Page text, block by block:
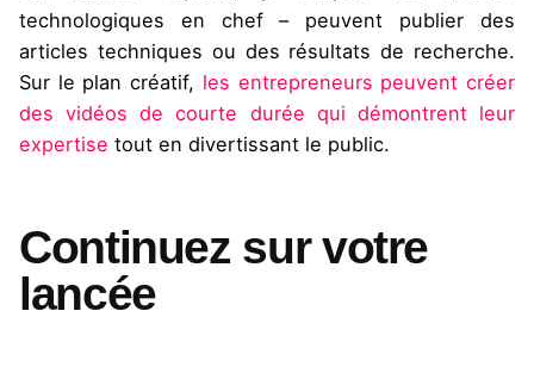
technologiques en chef – peuvent publier des
articles techniques ou des résultats de recherche.
Sur le plan créatif, les entrepreneurs peuvent créer
des vidéos de courte durée qui démontrent leur
expertise tout en divertissant le public.
Continuez sur votre
lancée